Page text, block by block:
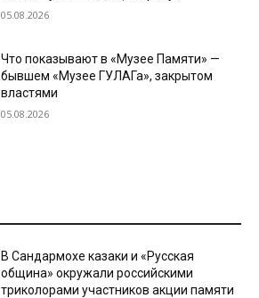
05.08.2026
Что показывают в «Музее Памяти» —
бывшем «Музее ГУЛАГа», закрытом
властями
05.08.2026
В Сандармохе казаки и «Русская
община» окружали российскими
триколорами участников акции памяти